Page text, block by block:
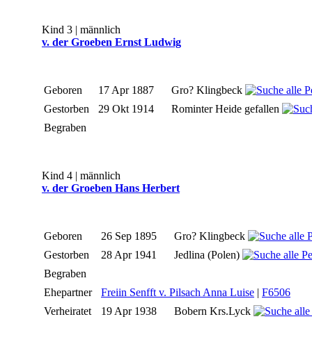
Kind 3 | männlich
v. der Groeben Ernst Ludwig
Geboren 17 Apr 1887
Gro? Klingbeck
Gestorben
29 Okt 1914
Rominter Heide gefallen
Begraben
Kind 4 | männlich
v. der Groeben Hans Herbert
Geboren 26 Sep 1895
Gro? Klingbeck
Gestorben
28 Apr 1941
Jedlina (Polen)
Begraben
Ehepartner
Freiin Senfft v. Pilsach Anna Luise | F6506
Verheiratet
19 Apr 1938 Bobern Krs.Lyck